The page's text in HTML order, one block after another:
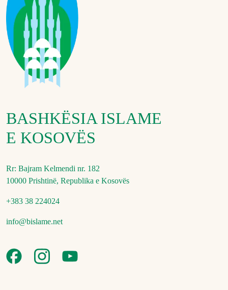
BASHKËSIA ISLAME
E KOSOVËS
Rr: Bajram Kelmendi nr. 182
10000 Prishtinë, Republika e Kosovës
+383 38 224024
info@bislame.net